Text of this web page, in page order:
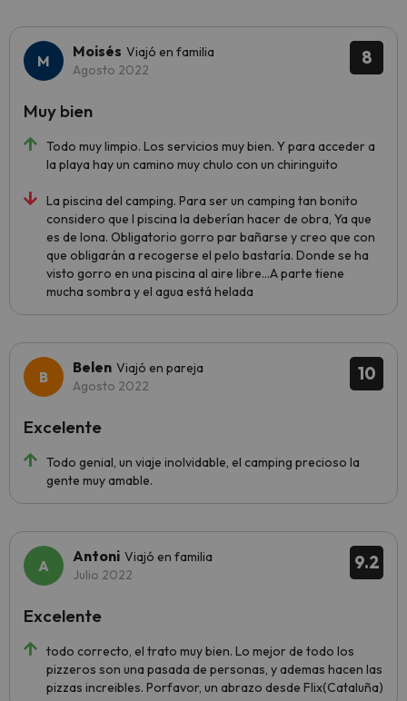
8
Moisés Viajó en familia
Agosto 2022
Todo muy limpio. Los servicios muy bien. Y para acceder a
la playa hay un camino muy chulo con un chiringuito
La piscina del camping. Para ser un camping tan bonito
considero que l piscina la deberían hacer de obra, Ya que
es de lona. Obligatorio gorro par bañarse y creo que con
que obligarán a recogerse el pelo bastaría. Donde se ha
visto gorro en una piscina al aire libre…A parte tiene
mucha sombra y el agua está helada
Muy bien
10
Belen Viajó en pareja
Agosto 2022
Todo genial, un viaje inolvidable, el camping precioso la
gente muy amable.
Excelente
9.2
Antoni Viajó en familia
Julio 2022
todo correcto, el trato muy bien. Lo mejor de todo los
pizzeros son una pasada de personas, y ademas hacen las
pizzas increibles. Porfavor, un abrazo desde Flix(Cataluña)
Excelente